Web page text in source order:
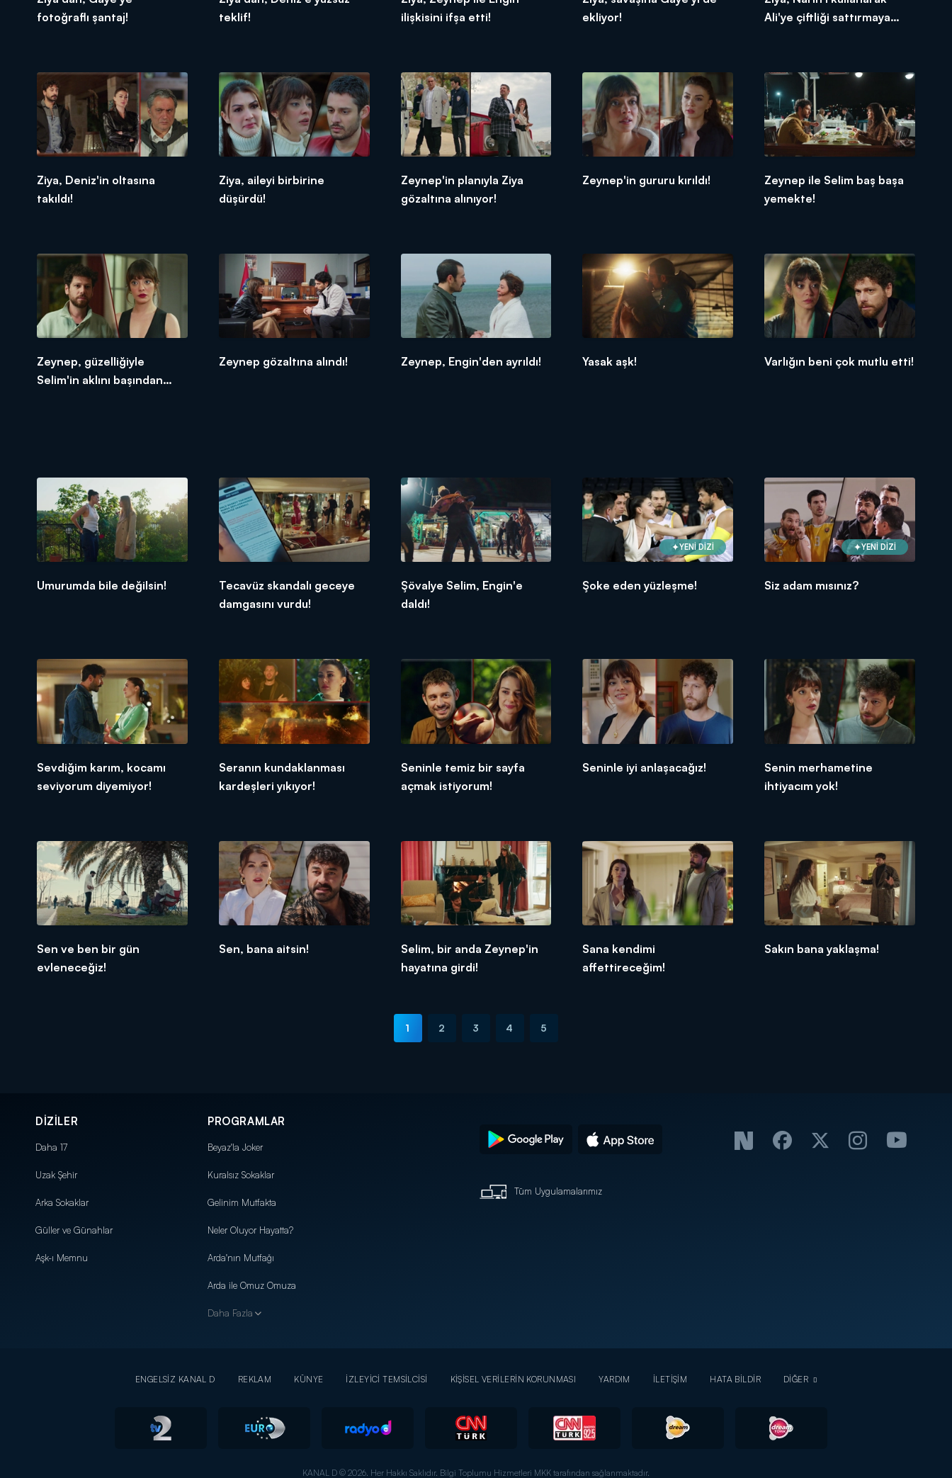
fotoğraflı şantaj!
teklif!
ilişkisini ifşa etti!
ekliyor!
Ali'ye çiftliği sattırmaya
Ziya, Deniz'in oltasına
takıldı!
Ziya, aileyi birbirine
düşürdü!
Zeynep'in planıyla Ziya
gözaltına alınıyor!
Zeynep'in gururu kırıldı!
Zeynep ile Selim baş başa
yemekte!
Zeynep, güzelliğiyle
Selim'in aklını başından
Zeynep gözaltına alındı! Zeynep, Engin'den ayrıldı! Yasak aşk! Varlığın beni çok mutlu etti!
Umurumda bile değilsin!
Tecavüz skandalı geceye
damgasını vurdu!
Şövalye Selim, Engin'e
daldı!
YENİ DİZİ
Şoke eden yüzleşme!
YENİ DİZİ
Siz adam mısınız?
Sevdiğim karım, kocamı
seviyorum diyemiyor!
Seranın kundaklanması
kardeşleri yıkıyor!
Seninle temiz bir sayfa
açmak istiyorum!
Seninle iyi anlaşacağız!
Senin merhametine
ihtiyacım yok!
Sen ve ben bir gün
evleneceğiz!
Sen, bana aitsin!
Selim, bir anda Zeynep'in
hayatına girdi!
Sana kendimi
affettireceğim!
Sakın bana yaklaşma!
1 2 3 4 5
DİZİLER
Daha 17
Uzak Şehir
Arka Sokaklar
Güller ve Günahlar
Aşk-ı Memnu
PROGRAMLAR
Beyaz'la Joker
Kuralsız Sokaklar
Gelinim Mutfakta
Neler Oluyor Hayatta?
Arda'nın Mutfağı
Arda ile Omuz Omuza
Daha Fazla
Tüm Uygulamalarımız
ENGELSİZ KANAL D REKLAM KÜNYE İZLEYİCİ TEMSİLCİSİ KİŞİSEL VERİLERİN KORUNMASI YARDIM İLETİŞİM HATA BİLDİR DİĞER
KANAL D © 2026. Her Hakkı Saklıdır. Bilgi Toplumu Hizmetleri MKK tarafından sağlanmaktadır.